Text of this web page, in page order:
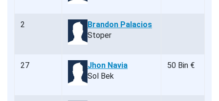
2
Brandon Palacios
Stoper
27
Jhon Navia
Sol Bek
50 Bin €